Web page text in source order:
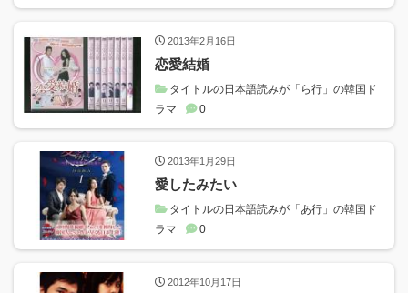
2013年2月16日
恋愛結婚
タイトルの日本語読みが「ら行」の韓国ド
ラマ
0
2013年1月29日
愛したみたい
タイトルの日本語読みが「あ行」の韓国ド
ラマ
0
2012年10月17日